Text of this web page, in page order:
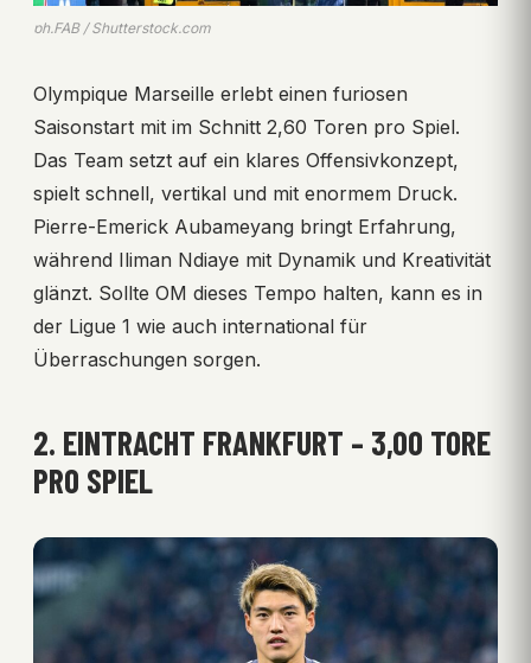
ph.FAB / Shutterstock.com
Olympique Marseille erlebt einen furiosen
Saisonstart mit im Schnitt 2,60 Toren pro Spiel.
Das Team setzt auf ein klares Offensivkonzept,
spielt schnell, vertikal und mit enormem Druck.
Pierre-Emerick Aubameyang bringt Erfahrung,
während Iliman Ndiaye mit Dynamik und Kreativität
glänzt. Sollte OM dieses Tempo halten, kann es in
der Ligue 1 wie auch international für
Überraschungen sorgen.
2. EINTRACHT FRANKFURT – 3,00 TORE
PRO SPIEL